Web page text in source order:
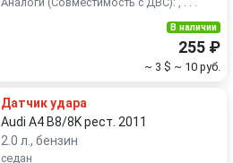
В наличии
255 ₽
~ 3 $ ~ 10 руб.
Датчик удара
Audi A4 B8/8K рест. 2011
2.0 л., бензин
седан